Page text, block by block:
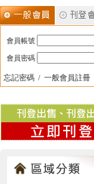
會員帳號
會員密碼
忘記密碼 / 一般會員註冊